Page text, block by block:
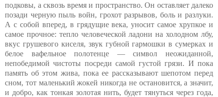
подковы, а сквозь время и пространство. Он оставляет далеко
позади черную пыль войн, грохот разрывов, боль и разлуки.
А с собой вперед, в грядущие века, уносит самое хрупкое и
самое прочное: тепло человеческой ладони на холодном лбу,
вкус грушевого киселя, звук губной гармошки в сумерках и
белое вафельное полотенце — символ неожиданной,
непобедимой чистоты посреди самой густой грязи. И пока
память об этом жива, пока ее рассказывают шепотом перед
сном, тот маленький жокей никогда не остановится, а значит,
и добро, как тонкая золотая нить, будет тянуться через года,